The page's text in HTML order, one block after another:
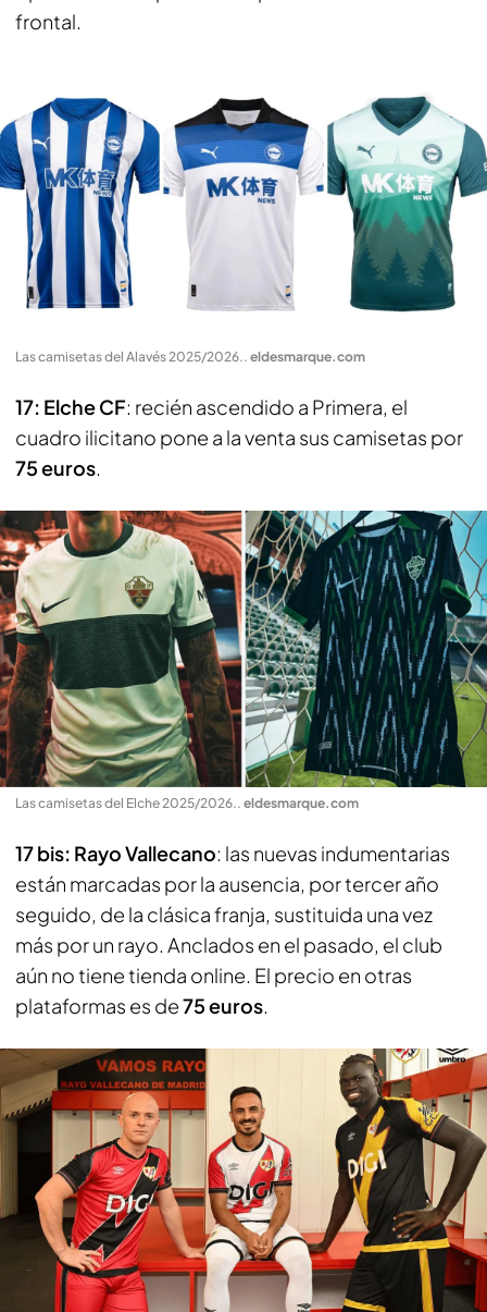
frontal.
Las camisetas del Alavés 2025/2026.. eldesmarque.com
17: Elche CF: recién ascendido a Primera, el
cuadro ilicitano pone a la venta sus camisetas por
75 euros.
Las camisetas del Elche 2025/2026.. eldesmarque.com
17 bis: Rayo Vallecano: las nuevas indumentarias
están marcadas por la ausencia, por tercer año
seguido, de la clásica franja, sustituida una vez
más por un rayo. Anclados en el pasado, el club
aún no tiene tienda online. El precio en otras
plataformas es de75 euros.